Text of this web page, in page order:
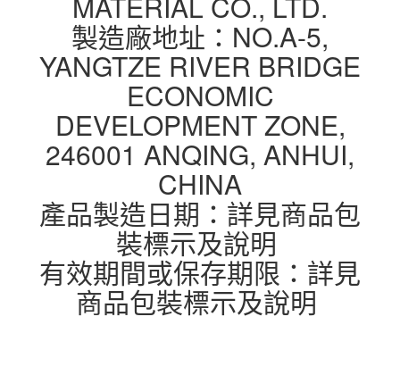
製造廠地址：NO.A-5,
YANGTZE RIVER BRIDGE
ECONOMIC
DEVELOPMENT ZONE,
246001 ANQING, ANHUI,
CHINA
產品製造日期：詳見商品包
裝標示及說明
有效期間或保存期限：詳見
商品包裝標示及說明